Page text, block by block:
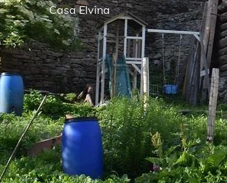
Casa Elvina